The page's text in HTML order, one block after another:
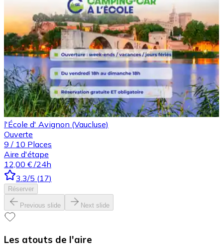
l'École d' Avignon (Vaucluse)
Ouverte
9 / 10 Places
Aire d'étape
12,00 € /24h
3.3/5 (17)
Réserver
Previous slide Next slide
Les atouts de l'aire